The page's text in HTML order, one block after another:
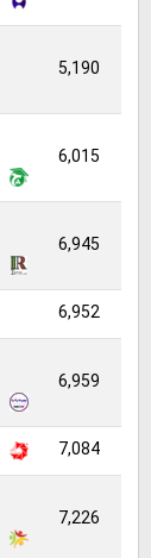
5,190
6,015
6,945
6,952
6,959
7,084
7,226